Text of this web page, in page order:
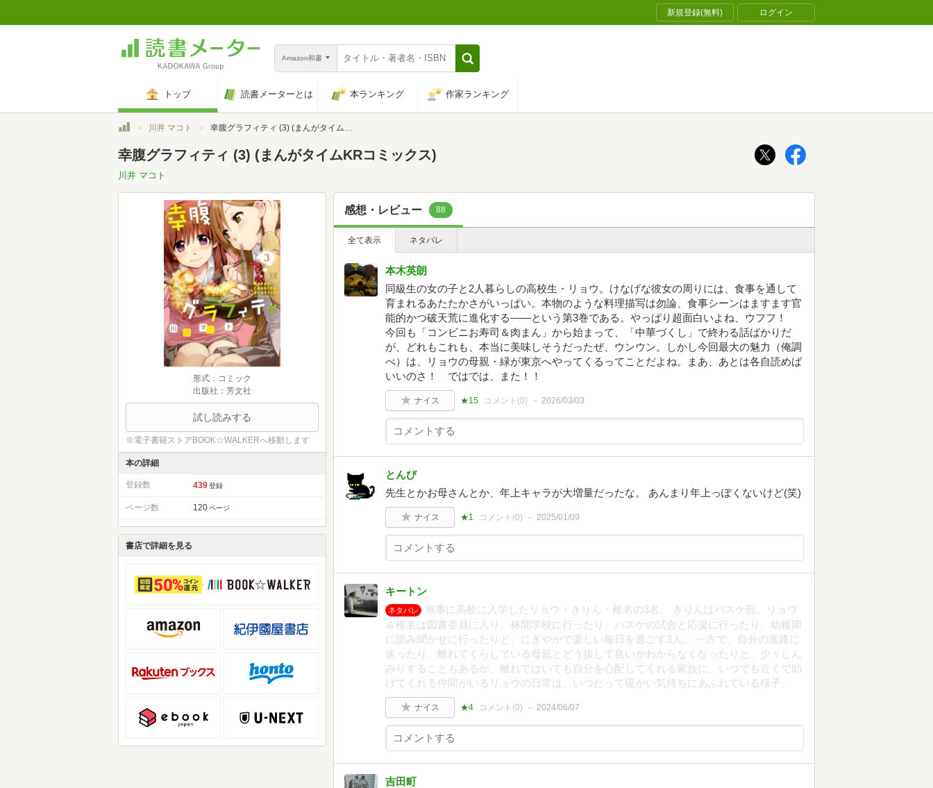
新規登録(無料) ログイン
Amazon和書
トップ 読書メーターとは 本ランキング 作家ランキング
トップ川井 マコト 幸腹グラフィティ (3) (まんがタイムKRコミックス)
幸腹グラフィティ (3) (まんがタイムKRコミックス)
川井 マコト
形式：コミック
出版社：芳文社
試し読みする
※電子書籍ストアBOOK☆WALKERへ移動します
本の詳細
登録数 439 登録
ページ数 120 ページ
書店で詳細を見る
感想・レビュー 88
全て表示 ネタバレ
本木英朗
同級生の女の子と2人暮らしの高校生・リョウ。けなげな彼女の周りには、食事を通して
育まれるあたたかさがいっぱい。本物のような料理描写は勿論、食事シーンはますます官
能的かつ破天荒に進化する――という第3巻である。やっぱり超面白いよね、ウフフ！
今回も「コンビニお寿司＆肉まん」から始まって、「中華づくし」で終わる話ばかりだ
が、どれもこれも、本当に美味しそうだったぜ、ウンウン。しかし今回最大の魅力（俺調
べ）は、リョウの母親・緑が東京へやってくるってことだよね。まあ、あとは各自読めば
いいのさ！ ではでは、また！！
ナイス ★15 コメント(0) 2026/03/03
とんび
先生とかお母さんとか、年上キャラが大増量だったな。 あんまり年上っぽくないけど(笑)
ナイス ★1 コメント(0) 2025/01/09
キートン
ネタバレ
無事に高校に入学したリョウ・きりん・椎名の3名。 きりんはバスケ部、リョウ
＆椎名は図書委員に入り、林間学校に行ったり、バスケの試合と応援に行ったり、幼稚園
に読み聞かせに行ったりと、にぎやかで楽しい毎日を過ごす3人。 一方で、自分の進路に
迷ったり、離れてくらしている母親とどう接して良いかわからなくなったりと、少々しん
みりすることもあるが、離れてはいても自分を心配してくれる家族に、いつでも近くで助
けてくれる仲間がいるリョウの日常は、いつだって暖かい気持ちにあふれている様子。
ナイス ★4 コメント(0) 2024/06/07
吉田町